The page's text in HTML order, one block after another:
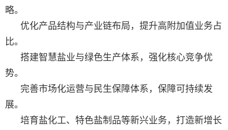
略。
优化产品结构与产业链布局，提升高附加值业务占
比。
搭建智慧盐业与绿色生产体系，强化核心竞争优
势。
完善市场化运营与民生保障体系，保障可持续发
展。
培育盐化工、特色盐制品等新兴业务，打造新增长